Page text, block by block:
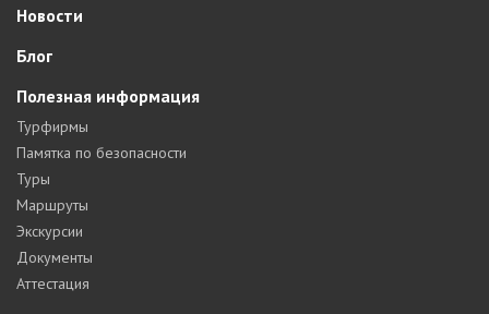
Новости
Блог
Полезная информация
Турфирмы
Памятка по безопасности
Туры
Маршруты
Экскурсии
Документы
Аттестация